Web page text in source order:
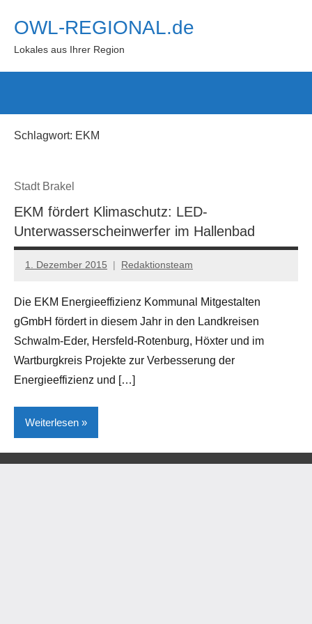
Inhalt
springen
OWL-REGIONAL.de
Lokales aus Ihrer Region
Schlagwort: EKM
Stadt Brakel
EKM fördert Klimaschutz: LED-
Unterwasserscheinwerfer im Hallenbad
1. Dezember 2015 Redaktionsteam
Die EKM Energieeffizienz Kommunal Mitgestalten
gGmbH fördert in diesem Jahr in den Landkreisen
Schwalm-Eder, Hersfeld-Rotenburg, Höxter und im
Wartburgkreis Projekte zur Verbesserung der
Energieeffizienz und […]
Weiterlesen
Brakel